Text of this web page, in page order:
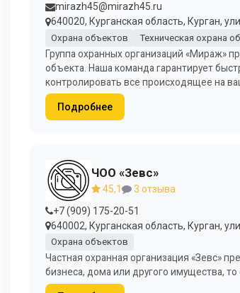
mirazh45@mirazh45.ru
640020, Курганская область, Курган,
Охрана объектов Техническая охрана
Группа охранных организаций «Мираж»
объекта. Наша команда гарантирует
контролировать все происходящее на
Подробнее
ЧОО «Зевс»
45,1
3 отзыва
+7 (909) 175-20-51
640002, Курганская область, Курган,
Охрана объектов
Частная охранная организация «Зевс»
бизнеса, дома или другого имущества,